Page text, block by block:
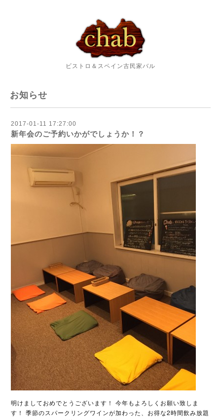
ビストロ＆スペイン古民家バル
お知らせ
2017-01-11 17:27:00
新年会のご予約いかがでしょうか！？
明けましておめでとうございます！ 今年もよろしくお願い致しま
す！ 季節のスパークリングワインが加わった、お得な2時間飲み放題